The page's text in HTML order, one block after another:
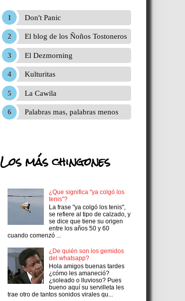
Don't Panic
El blog de los Ñoños Tostoneros
El Dezmorning
Kulturitas
La Cawila
Palabras mas, palabras menos
Los más chingones
¿Que significa "ya colgó los
tenis"?
La frase "ya colgó los tenis",
se refiere al tipo de calzado, y
se dice que tiene su origen
entre los años 50 y 60
cuando comenzó ...
¿De quién son los gemidos
del whatsapp?
Hola amigos buenas tardes
¿cómo les amaneció?
¿soleado o lluvioso? Pues
bueno aquí su servilleta les
trae otro de tantos sonidos virales qu...